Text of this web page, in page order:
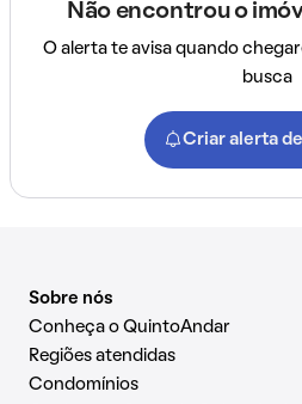
Não encontrou o
O alerta te avisa quando
busca
Criar alerta
Sobre nós
Conheça o QuintoAndar
Regiões atendidas
Condomínios